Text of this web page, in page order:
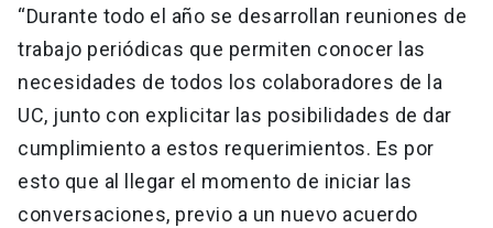
“Durante todo el año se desarrollan reuniones de
trabajo periódicas que permiten conocer las
necesidades de todos los colaboradores de la
UC, junto con explicitar las posibilidades de dar
cumplimiento a estos requerimientos. Es por
esto que al llegar el momento de iniciar las
conversaciones, previo a un nuevo acuerdo